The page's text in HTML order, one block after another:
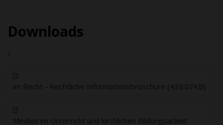
Downloads
↓
im Recht - Rechtliche Informationsbroschüre (439.07KB)
Medien im Unterricht und kirchlichen Bildungsarbeit